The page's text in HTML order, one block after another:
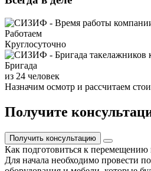
Работаем
Круглосуточно
Бригада
из 24 человек
Назначим осмотр и рассчитаем
Получите
Получить консультацию
Как подготовиться к перемещению
Для начала необходимо провести